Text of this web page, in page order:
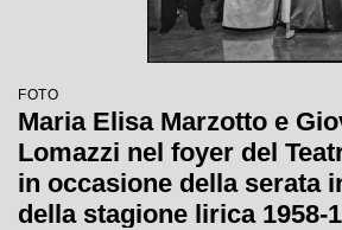
FOTO
Maria Elisa Marzotto e
Lomazzi nel foyer del
in occasione della serata
della stagione lirica 1958-